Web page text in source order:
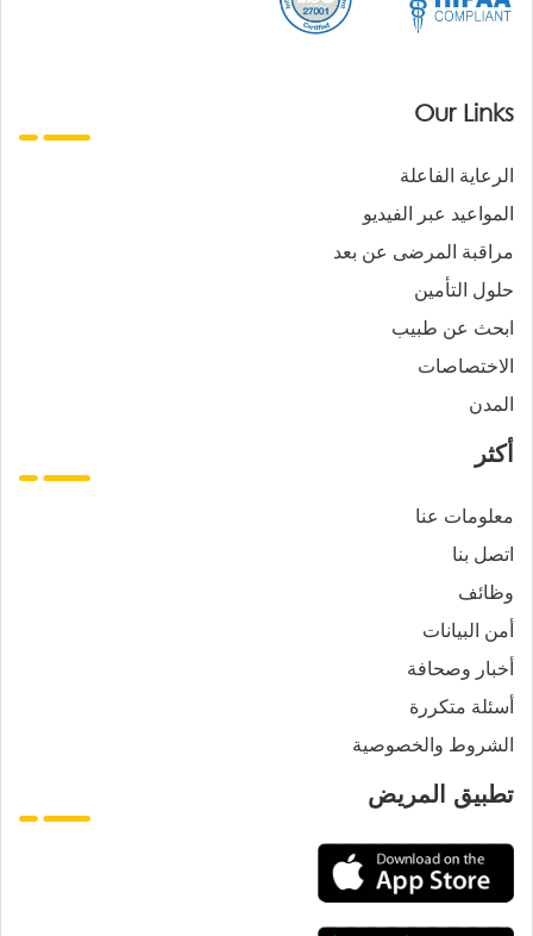
Our Links
الرعاية الفاعلة
المواعيد عبر الفيديو
مراقبة المرضى عن بعد
حلول التأمين
ابحث عن طبيب
الاختصاصات
المدن
أكثر
معلومات عنا
اتصل بنا
وظائف
أمن البيانات
أخبار وصحافة
أسئلة متكررة
الشروط والخصوصية
تطبيق المريض